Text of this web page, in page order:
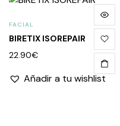
FACIAL
BIRETIX ISOREPAIR
22.90€
Añadir a tu wishlist